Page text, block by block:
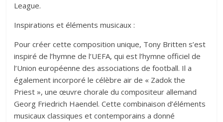
League.
Inspirations et éléments musicaux :
Pour créer cette composition unique, Tony Britten s’est
inspiré de l’hymne de l’UEFA, qui est l’hymne officiel de
l’Union européenne des associations de football. Il a
également incorporé le célèbre air de « Zadok the
Priest », une œuvre chorale du compositeur allemand
Georg Friedrich Haendel. Cette combinaison d’éléments
musicaux classiques et contemporains a donné